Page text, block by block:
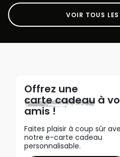
VOIR TOUS
Offrez une
carte cadeau à
amis !
Faites plaisir à coup sûr
notre e-carte cadeau
personnalisable.